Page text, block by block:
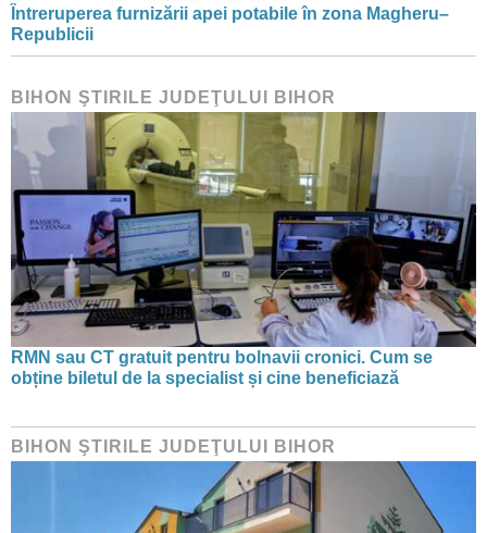
Întreruperea furnizării apei potabile în zona Magheru–
Republicii
BIHON ŞTIRILE JUDEŢULUI BIHOR
RMN sau CT gratuit pentru bolnavii cronici. Cum se
obține biletul de la specialist și cine beneficiază
BIHON ŞTIRILE JUDEŢULUI BIHOR